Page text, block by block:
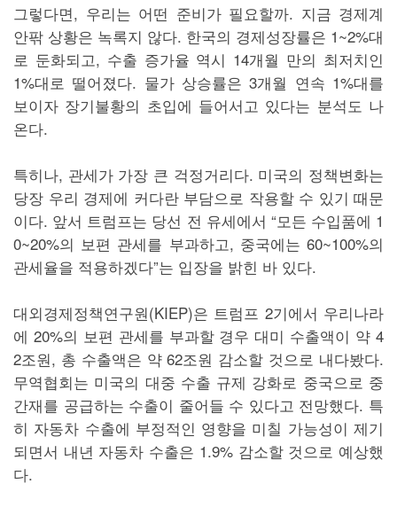
그렇다면, 우리는 어떤 준비가 필요할까. 지금 경제계
안팎 상황은 녹록지 않다. 한국의 경제성장률은 1~2%대
로 둔화되고, 수출 증가율 역시 14개월 만의 최저치인
1%대로 떨어졌다. 물가 상승률은 3개월 연속 1%대를
보이자 장기불황의 초입에 들어서고 있다는 분석도 나
온다.
특히나, 관세가 가장 큰 걱정거리다. 미국의 정책변화는
당장 우리 경제에 커다란 부담으로 작용할 수 있기 때문
이다. 앞서 트럼프는 당선 전 유세에서 “모든 수입품에 1
0~20%의 보편 관세를 부과하고, 중국에는 60~100%의
관세율을 적용하겠다”는 입장을 밝힌 바 있다.
대외경제정책연구원(KIEP)은 트럼프 2기에서 우리나라
에 20%의 보편 관세를 부과할 경우 대미 수출액이 약 4
2조원, 총 수출액은 약 62조원 감소할 것으로 내다봤다.
무역협회는 미국의 대중 수출 규제 강화로 중국으로 중
간재를 공급하는 수출이 줄어들 수 있다고 전망했다. 특
히 자동차 수출에 부정적인 영향을 미칠 가능성이 제기
되면서 내년 자동차 수출은 1.9% 감소할 것으로 예상했
다.